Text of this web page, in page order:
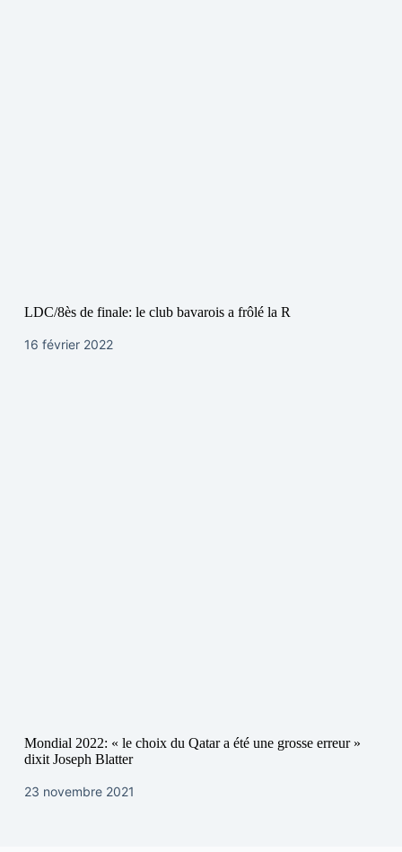
LDC/8ès de finale: le club bavarois a frôlé la R
16 février 2022
Mondial 2022: « le choix du Qatar a été une grosse erreur »
dixit Joseph Blatter
23 novembre 2021